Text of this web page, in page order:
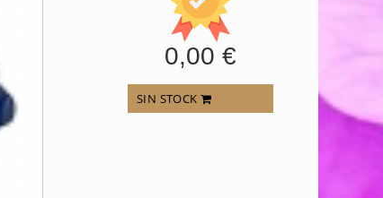
0,00 €
SIN STOCK